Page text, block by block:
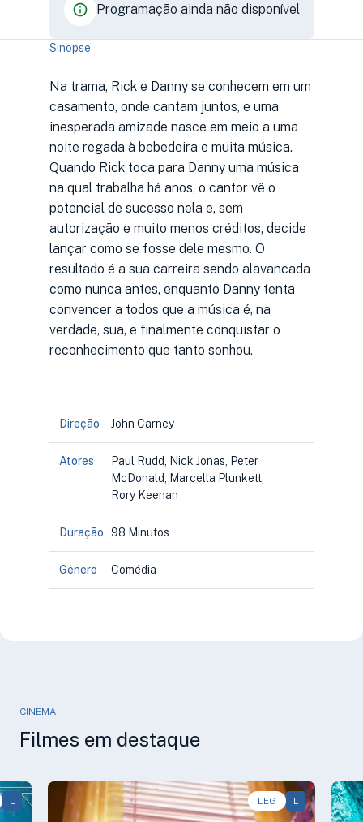
Programação ainda não disponível
Sinopse
Na trama, Rick e Danny se conhecem em um
casamento, onde cantam juntos, e uma
inesperada amizade nasce em meio a uma
noite regada à bebedeira e muita música.
Quando Rick toca para Danny uma música
na qual trabalha há anos, o cantor vê o
potencial de sucesso nela e, sem
autorização e muito menos créditos, decide
lançar como se fosse dele mesmo. O
resultado é a sua carreira sendo alavancada
como nunca antes, enquanto Danny tenta
convencer a todos que a música é, na
verdade, sua, e finalmente conquistar o
reconhecimento que tanto sonhou.
Direção John Carney
Atores
Paul Rudd, Nick Jonas, Peter
McDonald, Marcella Plunkett,
Rory Keenan
Duração 98 Minutos
Gênero Comédia
CINEMA
Filmes em destaque
L LEG L
Animação, Aventura, Comédia • • 1h40